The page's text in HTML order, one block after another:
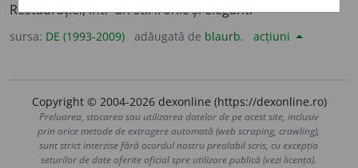
Restaurației, într-un stil ironic și elegant.
sursa: DE (1993-2009) adăugată de blaurb. acțiuni
Copyright © 2004-2026 dexonline (https://dexonline.ro)
Preluarea, stocarea sau utilizarea datelor de pe acest site, inclusiv
prin orice metode de extragere automată (web scraping, crawling),
sunt strict interzise fără acordul nostru prealabil scris, cu excepția
seturilor de date oferite oficial spre utilizare publică (vezi licența).